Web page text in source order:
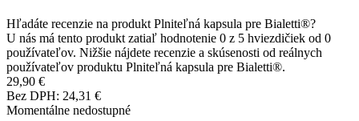
Hľadáte recenzie na produkt Plniteľná kapsula pre Bialetti®?
U nás má tento produkt zatiaľ hodnotenie 0 z 5 hviezdičiek od 0
používateľov. Nižšie nájdete recenzie a skúsenosti od reálnych
používateľov produktu Plniteľná kapsula pre Bialetti®.
29,90 €
Bez DPH: 24,31 €
Momentálne nedostupné